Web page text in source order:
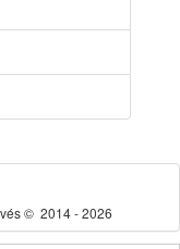
© 2014 - 2026